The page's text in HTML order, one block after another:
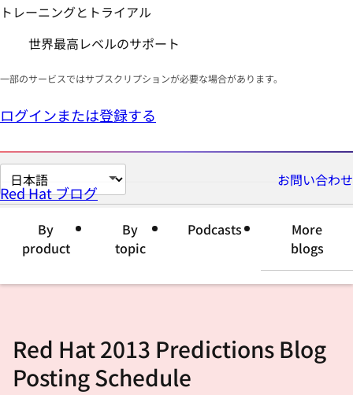
トレーニングとトライアル
世界最高レベルのサポート
一部のサービスではサブスクリプションが必要な場合があります。
ログインまたは登録する
ペ
ー
語
お問い合わせ
Red Hat ブログ
By
product
By
topic
Podcasts
More
blogs
Red Hat 2013 Predictions Blog
Posting Schedule